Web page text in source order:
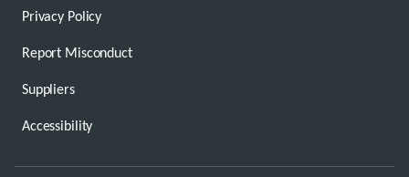
Privacy Policy
Report Misconduct
Suppliers
Accessibility